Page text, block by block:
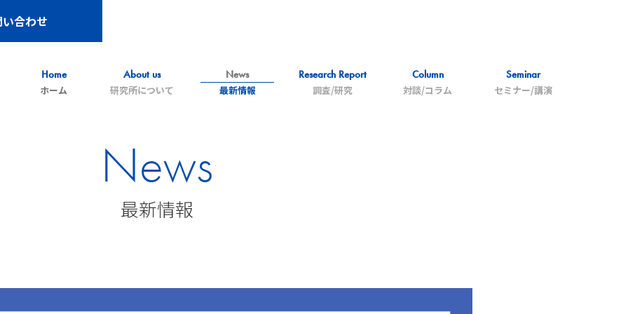
合わせ
Home
ホーム
About us
研究所について
News
最新情報
Research Report
調査/研究
Column
対談/コラム
Seminar
セミナー/講演
News
最新情報